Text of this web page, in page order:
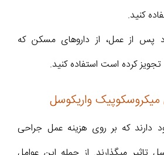
کنید.
پس از عمل، از داروهای مسکن که
کرده است استفاده کنید.
واریکوسل
دارند که بر روی هزینه عمل جراحی